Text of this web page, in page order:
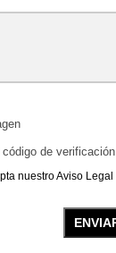
de verificación
nuestroAviso Legal